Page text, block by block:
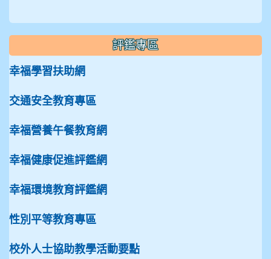
評鑑專區
幸福學習扶助網
交通安全教育專區
幸福營養午餐教育網
幸福健康促進評鑑網
幸福環境教育評鑑網
性別平等教育專區
校外人士協助教學活動要點